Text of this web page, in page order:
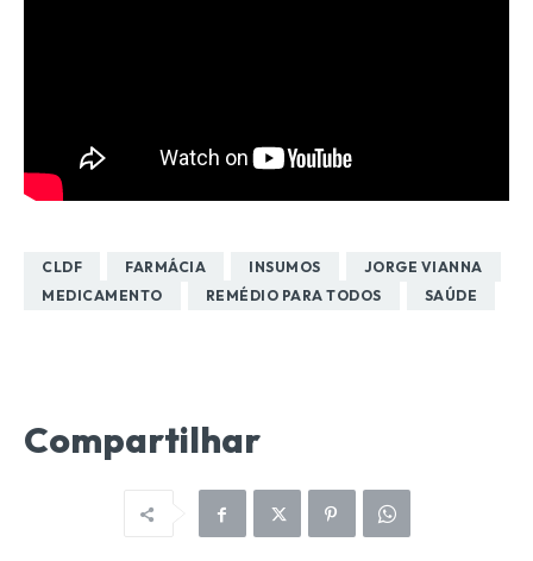
CLDF FARMÁCIA INSUMOS
JORGE VIANNA
MEDICAMENTO
REMÉDIO PARA TODOS SAÚDE
Compartilhar